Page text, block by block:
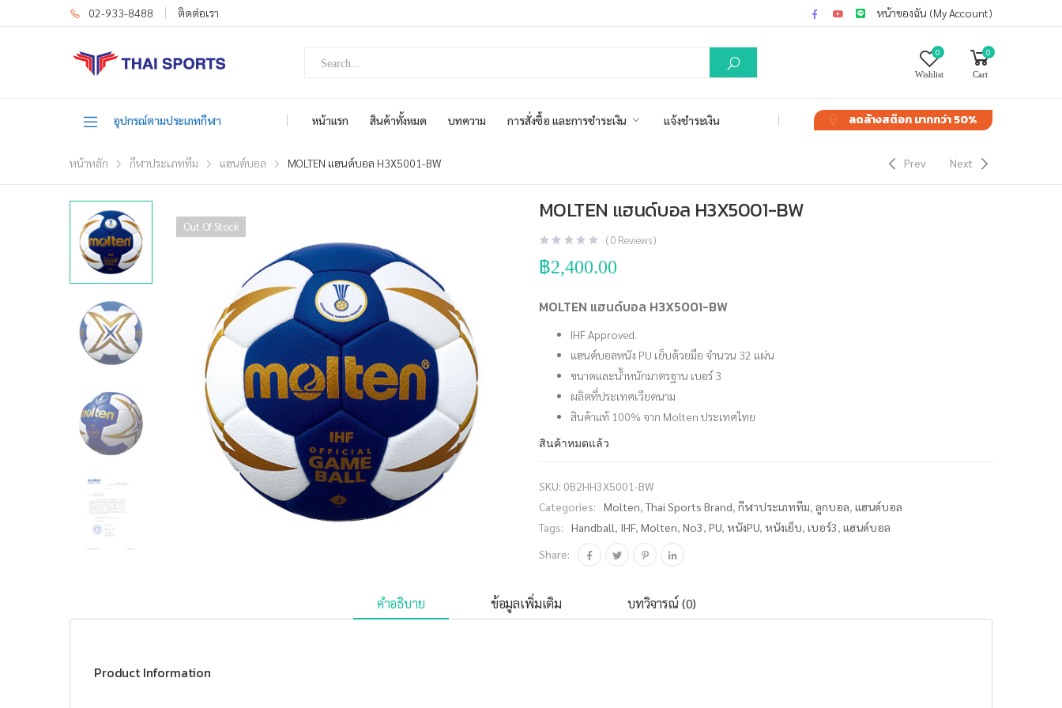
02-933-8488 ติดต่อเรา หน้าของฉัน (My Account)
0
Wishlist
0
Cart
อุปกรณ์ตามประเภทกีฬา หน้าแรก สินค้าทั้งหมด บทความ การสั่งซื้อ และการชำระเงิน แจ้งชำระเงิน ลดล้างสต๊อกมากกว่า 50%
หน้าหลัก กีฬาประเภททีม แฮนด์บอล MOLTEN แฮนด์บอล H3X5001-BW Prev Next
Out Of Stock
MOLTEN แฮนด์บอล H3X5001-BW
(0 Reviews )
฿2,400.00
MOLTEN แฮนด์บอล H3X5001-BW
IHF Approved.
แฮนด์บอลหนัง PU เย็บด้วยมือ จำนวน 32 แผ่น
ขนาดและน้ำหนักมาตรฐาน เบอร์ 3
ผลิตที่ประเทศเวียดนาม
สินค้าแท้ 100% จาก Molten ประเทศไทย
สินค้าหมดแล้ว
SKU: 0B2HH3X5001-BW
Categories:
Molten,Thai Sports Brand, กีฬาประเภททีม, ลูกบอล, แฮนด์บอล
Tags:
Handball, IHF, Molten, No3, PU, หนังPU, หนังเย็บ, เบอร์3, แฮนด์บอล
Share:
คำอธิบาย ข้อมูลเพิ่มเติม บทวิจารณ์ (0)
Product Information